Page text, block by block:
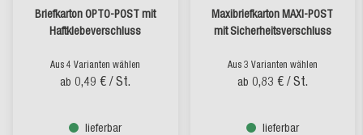
Briefkarton OPTO-POST mit
Haftklebeverschluss
Aus 4 Varianten wählen
ab 0,49 € / St.
lieferbar
Maxibriefkarton MAXI-POST
mit Sicherheitsverschluss
Aus 3 Varianten wählen
ab 0,83 € / St.
lieferbar